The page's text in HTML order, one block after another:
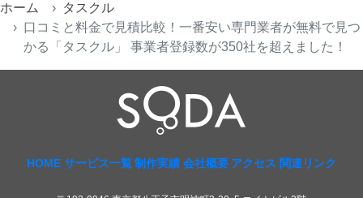
ホーム
タスクル
口コミと料金で見積比較！一番安い専門業者が無料で見つ
かる「タスクル」 事業者登録数が350社を超えました！
HOME サービス一覧 制作実績 会社概要 アクセス 関連リンク